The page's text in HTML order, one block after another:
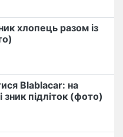
хлопець разом із
Blablacar: на
підліток (фото)